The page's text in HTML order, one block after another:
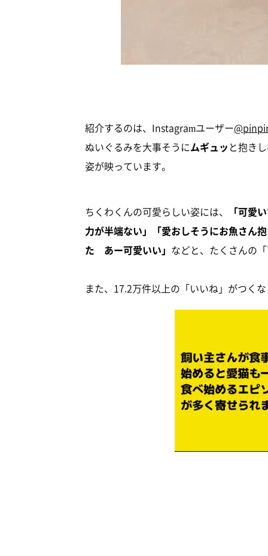
紹介するのは、Instagramユーザー
ぬいぐるみを大事そうにムギュッ と抱き
姿が映っています。
ちくわくんの可愛らしい姿には、
「可愛
力が半端ない」「愛おしそうにお魚さん
た あー可愛いい」 などと、たくさんの
また、17.2万件以上の「いいね」がつく